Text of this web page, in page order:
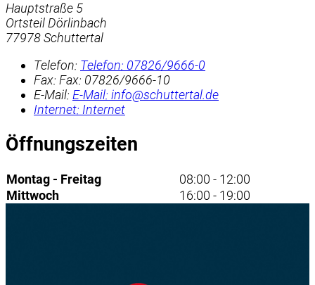
Hauptstraße 5
Ortsteil Dörlinbach
77978 Schuttertal
Telefon: Telefon: 07826/9666-0
Fax: Fax: 07826/9666-10
E-Mail: E-Mail: info@schuttertal.de
Internet: Internet
Öffnungszeiten
Montag - Freitag
08:00 - 12:00
Mittwoch
16:00 - 19:00